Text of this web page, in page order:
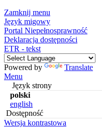
Zamknij menu
Język migowy
Portal Niepełnosprawność
Deklaracja dostępności
ETR - tekst
Powered by
Translate
Menu
Język strony
polski
english
Dostępność
Wersja kontrastowa